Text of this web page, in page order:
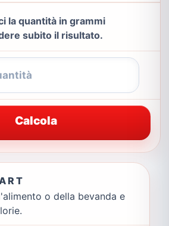
la quantità in grammi
subito il risultato.
Calcola
o della bevanda e